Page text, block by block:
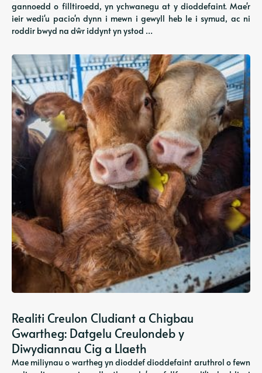
gannoedd o filltiroedd, yn ychwanegu at y dioddefaint. Mae'r
ieir wedi'u pacio'n dynn i mewn i gewyll heb le i symud, ac ni
roddir bwyd na dŵr iddynt yn ystod …
Realiti Creulon Cludiant a Chigbau
Gwartheg: Datgelu Creulondeb y
Diwydiannau Cig a Llaeth
Mae miliynau o wartheg yn dioddef dioddefaint aruthrol o fewn